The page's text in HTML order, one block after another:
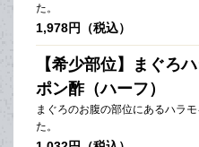
た。
1,978円（税込）
【希少部位】まぐろ
ポン酢（ハーフ）
まぐろのお腹の部位にあるハラ
た。